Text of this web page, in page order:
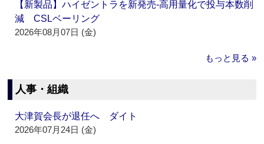
【新製品】ハイゼントラを新発売‐高用量化で投与本数削
減 CSLベーリング
2026年08月07日 (金)
もっと見る »
人事・組織
大津賀会長が退任へ ダイト
2026年07月24日 (金)